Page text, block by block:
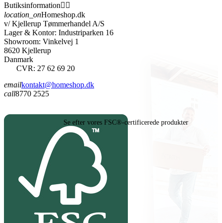
Butiksinformation 
location_onHomeshop.dk
v/ Kjellerup Tømmerhandel A/S
Lager & Kontor: Industriparken 16
Showroom: Vinkelvej 1
8620 Kjellerup
Danmark
CVR: 27 62 69 20
emailkontakt@homeshop.dk
call8770 2525
Se efter vores FSC®-certificerede produkter